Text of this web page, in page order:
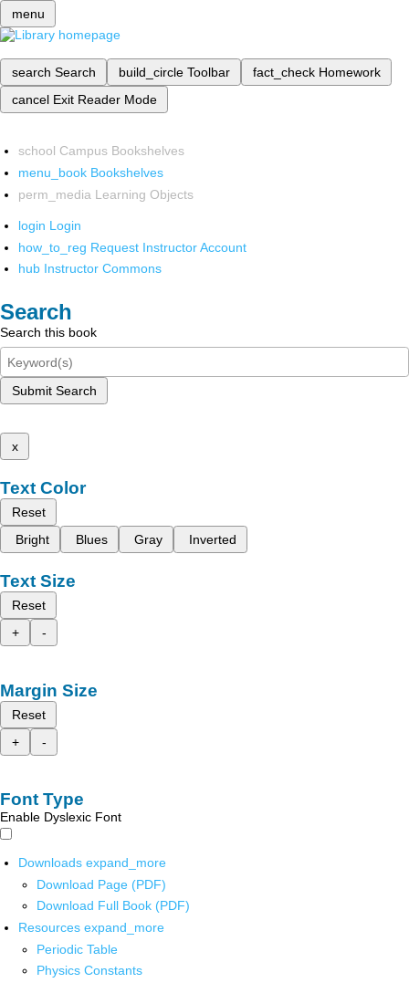
menu
search Search build_circle Toolbar fact_check Homework
cancel Exit Reader Mode
school Campus Bookshelves
menu_book Bookshelves
perm_media Learning Objects
login Login
how_to_reg Request Instructor Account
hub Instructor Commons
Search
Search this book
Submit Search
x
Text Color
Reset
Bright
Blues Gray Inverted
Text Size
Reset
+
-
Margin Size
Reset
+
-
Font Type
Enable Dyslexic Font
Downloads expand_more
Download Page (PDF)
Download Full Book (PDF)
Resources expand_more
Periodic Table
Physics Constants